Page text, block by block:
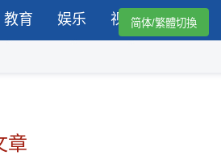
教育 娱乐 视频简体/繁體切換
章